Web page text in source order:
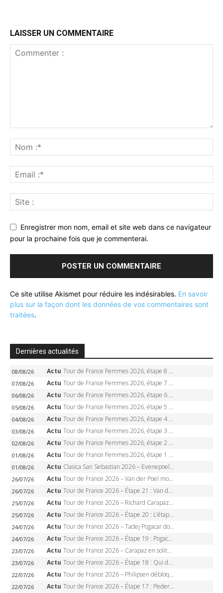
LAISSER UN COMMENTAIRE
Enregistrer mon nom, email et site web dans ce navigateur
pour la prochaine fois que je commenterai.
Ce site utilise Akismet pour réduire les indésirables. En savoir
plus sur la façon dont les données de vos commentaires sont
traitées.
Dernières actualités
08/08/26 Actu Tour de France Femmes 2026, étape 8 – Demi Vollering gagne à Nice, reprend le jaune, Niewiadoma à 8 secondes
07/08/26 Actu Tour de France Femmes 2026, étape 7 – Kasia Niewiadoma gagne le Ventoux, maillot jaune, Reusser et Vollering piégées
06/08/26 Actu Tour de France Femmes 2026, étape 6 – Kim Le Court-Pienaar gagne à Tournon, Reusser en jaune
05/08/26 Actu Tour de France Femmes 2026, étape 5 – Demi Vollering gagne à Belleville, Reusser en jaune, Ferrand-Prévot coule
04/08/26 Actu Tour de France Femmes 2026, étape 4 – Marlen Reusser écrase le chrono, Ferrand-Prévot en crise
03/08/26 Actu Tour de France Femmes 2026, étape 3 – Sigrid Haugset en solitaire, 88 km d’échappée, maillot jaune
02/08/26 Actu Tour de France Femmes 2026, étape 2 – Lorena Wiebes doublé à Genève, Markus héroïque, 7e record
01/08/26 Actu Tour de France Femmes 2026, étape 1 – Lorena Wiebes intouchable à Lausanne, premier maillot jaune
01/08/26 Actu Clasica San Sebastian 2026 – Evenepoel recordman, 4e victoire, Carapaz battu au sprint
26/07/26 Actu Tour de France 2026 – Van der Poel monumental à Paris, Pogacar égale le record des cinq sacres
26/07/26 Actu Tour de France 2026 – Étape 21 : Van der Poel, Pogacar, qui succédera à Wout van Aert sur les Champs-Elysées ?
25/07/26 Actu Tour de France 2026 – Richard Carapaz roi des Alpes, doublé et maillot à pois, Seixas perd le podium
25/07/26 Actu Tour de France 2026 – Étape 20 : L’étape reine, Galibier, Sarenne, Alpe d’Huez, qui succédera à Pogacar ?
24/07/26 Actu Tour de France 2026 – Tadej Pogacar dompte l’Alpe d’Huez, 5e victoire, record de Pantani pulvérisé
24/07/26 Actu Tour de France 2026 – Étape 19 : Pogacar peut-il enfin dompter l’Alpe d’Huez ?
23/07/26 Actu Tour de France 2026 – Carapaz en solitaire à Orcières-Merlette, Paret-Peintre à un point du maillot à pois
23/07/26 Actu Tour de France 2026 – Étape 18 : Qui domptera Orcières-Merlette, première marche vers l’Alpe d’Huez ?
22/07/26 Actu Tour de France 2026 – Philipsen débloque son compteur à Voiron, Pedersen en danger pour le maillot vert
22/07/26 Actu Tour de France 2026 – Étape 17 : Pedersen peut-il verrouiller le maillot vert à Voiron ?